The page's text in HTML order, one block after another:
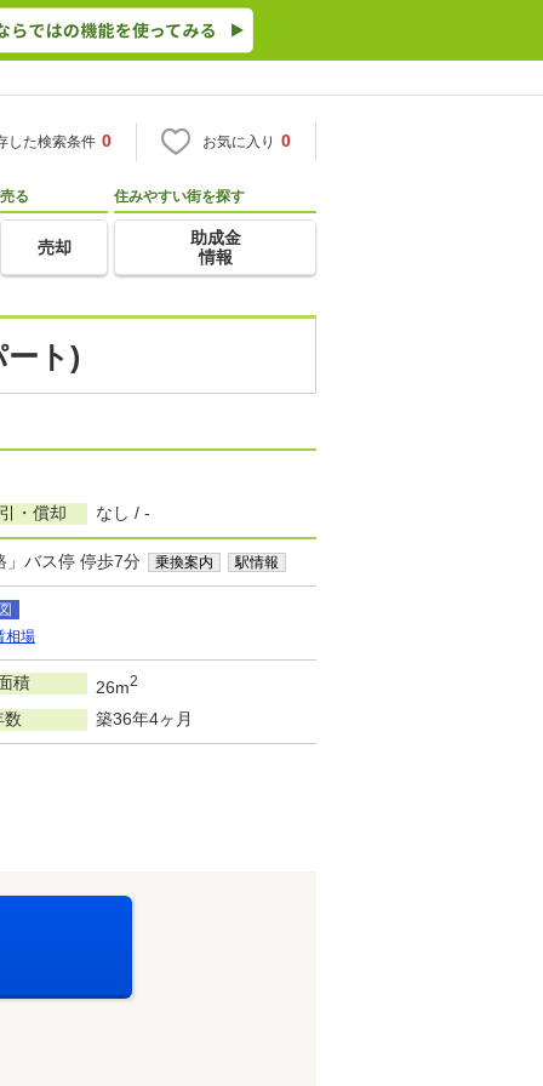
した検索条件 0 お気に入り 0
売る
売却
住みやすい街を探す
助成金
情報
ト)
・償却 なし / -
」バス停 停歩7分 乗換案内 駅情報
相場
積 26m2
数 築36年4ヶ月